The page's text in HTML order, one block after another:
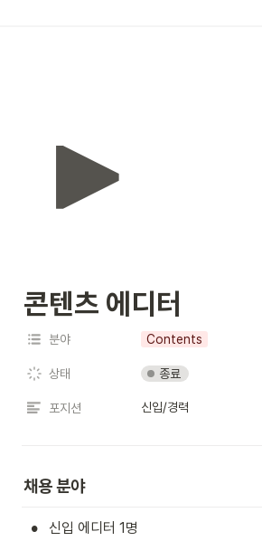
콘텐츠 에디터
분야 Contents
상태 종료
포지션 신입/경력
채용 분야
• 신입 에디터 1명